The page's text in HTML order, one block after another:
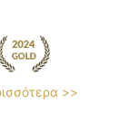
>>